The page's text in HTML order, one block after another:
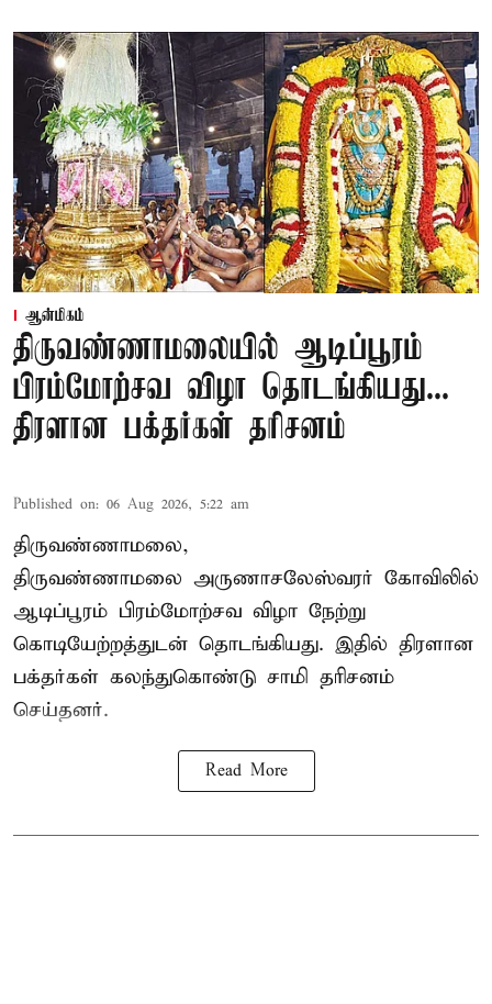
ஆன்மிகம்
திருவண்ணாமலையில் ஆடிப்பூரம்
பிரம்மோற்சவ விழா தொடங்கியது...
திரளான பக்தர்கள் தரிசனம்
Published on: 06 Aug 2026, 5:22 am
திருவண்ணாமலை,
திருவண்ணாமலை அருணாசலேஸ்வரர் கோவிலில்
ஆடிப்பூரம் பிரம்மோற்சவ விழா நேற்று
கொடியேற்றத்துடன் தொடங்கியது. இதில் திரளான
பக்தர்கள் கலந்துகொண்டு சாமி தரிசனம்
செய்தனர்.
Read More